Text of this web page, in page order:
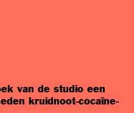
van de studio een
kruidnoot-cocaïne-